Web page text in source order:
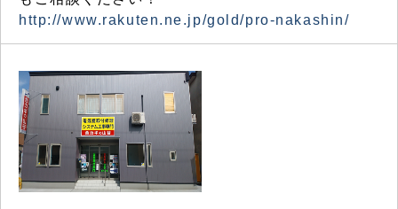
http://www.rakuten.ne.jp/gold/pro-nakashin/